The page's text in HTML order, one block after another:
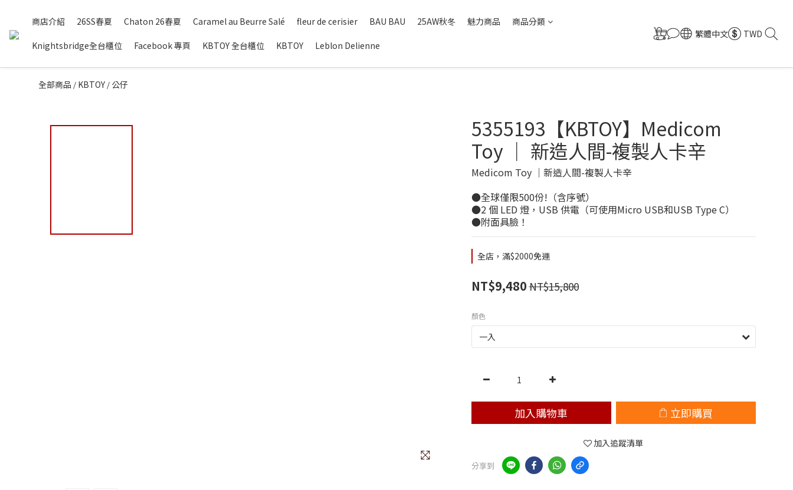
商店介紹 26SS春夏 Chaton 26春夏 Caramel au Beurre Salé fleur de cerisier BAU BAU 25AW秋冬 魅力商品 商品分類
Knightsbridge全台櫃位 Facebook 專頁 KBTOY 全台櫃位 KBTOY Leblon Delienne
繁體中文 TWD
全部商品 / KBTOY / 公仔
5355193【KBTOY】Medicom
Toy ｜ 新造人間-複製人卡辛
Medicom Toy ｜新造人間-複製人卡辛
●全球僅限500份!（含序號）
●2 個 LED 燈，USB 供電（可使用Micro USB和USB Type C）
●附面具臉！
全店，滿$2000免運
NT$9,480NT$15,800
顏色
加入購物車 立即購買
加入追蹤清單
分享到